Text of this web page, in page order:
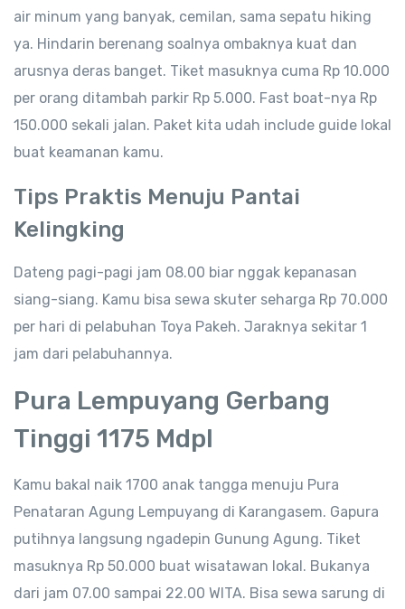
air minum yang banyak, cemilan, sama sepatu hiking
ya. Hindarin berenang soalnya ombaknya kuat dan
arusnya deras banget. Tiket masuknya cuma Rp 10.000
per orang ditambah parkir Rp 5.000. Fast boat-nya Rp
150.000 sekali jalan. Paket kita udah include guide lokal
buat keamanan kamu.
Tips Praktis Menuju Pantai
Kelingking
Dateng pagi-pagi jam 08.00 biar nggak kepanasan
siang-siang. Kamu bisa sewa skuter seharga Rp 70.000
per hari di pelabuhan Toya Pakeh. Jaraknya sekitar 1
jam dari pelabuhannya.
Pura Lempuyang Gerbang
Tinggi 1175 Mdpl
Kamu bakal naik 1700 anak tangga menuju Pura
Penataran Agung Lempuyang di Karangasem. Gapura
putihnya langsung ngadepin Gunung Agung. Tiket
masuknya Rp 50.000 buat wisatawan lokal. Bukanya
dari jam 07.00 sampai 22.00 WITA. Bisa sewa sarung di